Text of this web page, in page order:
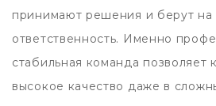
принимают решения и берут на
ответственность. Именно
стабильная команда позволяет
высокое качество даже в